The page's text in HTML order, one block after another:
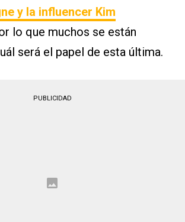
y la influencer Kim
lo que muchos se están
será el papel de esta última.
PUBLICIDAD